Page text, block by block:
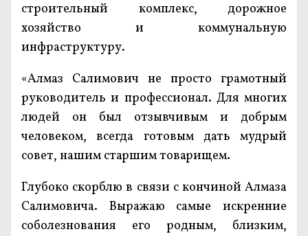
строительный комплекс, дорожное
хозяйство и коммунальную
инфраструктуру.
«Алмаз Салимович не просто грамотный
руководитель и профессионал. Для многих
людей он был отзывчивым и добрым
человеком, всегда готовым дать мудрый
совет, нашим старшим товарищем.
Глубоко скорблю в связи с кончиной Алмаза
Салимовича. Выражаю самые искренние
соболезнования его родным, близким,